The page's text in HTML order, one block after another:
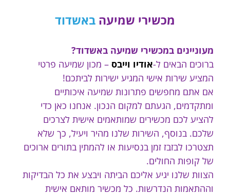
מכשירי שמיעה באשדוד
מעוניינים במכשירי שמיעה באשדוד?
ברוכים הבאים ל-אודיו וייבס – מכון שמיעה פרטי
המציע שירות אישי המגיע ישירות לביתכם!
אם אתם מחפשים פתרונות שמיעה איכותיים
ומתקדמים, הגעתם למקום הנכון. אנחנו כאן כדי
להציע לכם מכשירים שמותאמים אישית לצרכים
שלכם. בנוסף, השירות שלנו מהיר ויעיל, כך שלא
תצטרכו לבזבז זמן בנסיעות או להמתין בתורים ארוכים
של קופות החולים.
הצוות שלנו יגיע אליכם הביתה ויבצע את כל הבדיקות
וההתאמות הנדרשות. כל מכשיר מותאם אישית